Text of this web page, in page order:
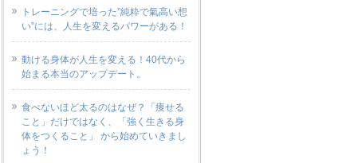
トレーニングで培った”純粋で氣高い想
い”には、人生を変えるパワーがある！
動ける身体が人生を変える！40代から
始まる本当のアップデート。
食べないほど太るのはなぜ？「痩せる
こと」だけではなく、「強く生きる身
体をつくること」 から始めていきまし
ょう！